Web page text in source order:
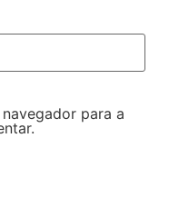
para a